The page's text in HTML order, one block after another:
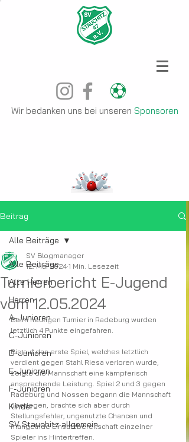
Wir bedanken uns bei unseren Sponsoren
Beitrag
Alle Beiträge
Alte Herren
Herren
A-Junioren
C-Junioren
D-Junioren
E-Junioren
F-Junioren
Kinder
SV Stauchitz allgemein
Alle Beiträge
Turnierbericht E-Jugend
vom 12.05.2024
SV Blogmanager
12. Mai 2024 1 Min. Lesezeit
Beim heutigen Turnier in Radeburg wurden
letztlich 4 Punkte eingefahren.
Bis auf das erste Spiel, welches letztlich
verdient gegen Stahl Riesa verloren wurde,
zeigte die Mannschaft eine kämpferisch
ansprechende Leistung. Spiel 2 und 3 gegen
Radeburg und Nossen begann die Mannschaft
überlegen, brachte sich aber durch
Stellungsfehler, ungenutzte Chancen und
mangelnde Einsatzbereitschaft einzelner
Spieler ins Hintertreffen.